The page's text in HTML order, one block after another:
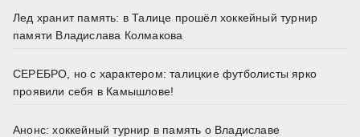
Лед хранит память: в Талице прошёл хоккейный турнир
памяти Владислава Колмакова
СЕРЕБРО, но с характером: талицкие футболисты ярко
проявили себя в Камышлове!
Анонс: хоккейный турнир в память о Владиславе